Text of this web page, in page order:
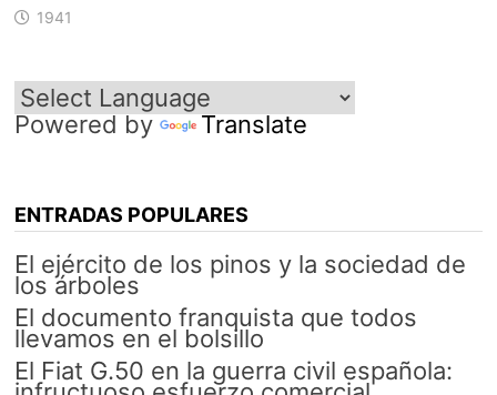
1941
Powered by Translate
ENTRADAS POPULARES
El ejército de los pinos y la sociedad de
los árboles
El documento franquista que todos
llevamos en el bolsillo
El Fiat G.50 en la guerra civil española: